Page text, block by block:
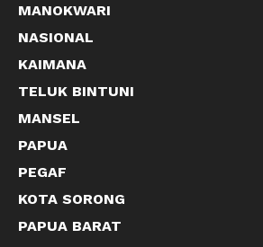
MANOKWARI
NASIONAL
KAIMANA
TELUK BINTUNI
MANSEL
PAPUA
PEGAF
KOTA SORONG
PAPUA BARAT